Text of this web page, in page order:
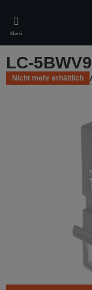
main
content
Menü
LC-5BWV9
Nicht mehr erhältlich